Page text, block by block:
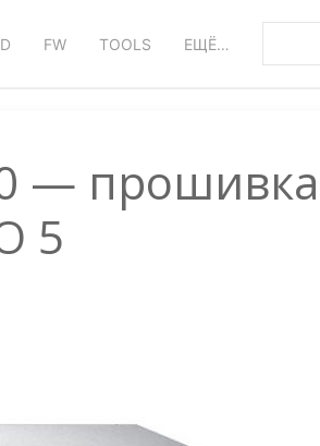
FW TOOLS ЕЩЁ…
— прошивка
5